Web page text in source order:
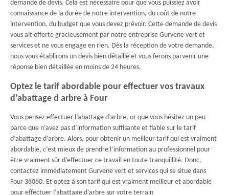
demande de devis. Cela est nécessaire pour que vous puissiez avoir
connaissance de la durée de notre intervention, du coût de notre
intervention, du budget que vous devez prévoir. Cette demande de devis
vous ait offerte gracieusement par notre entreprise Gurvene vert et
services et ne vous engage en rien. Dès la réception de votre demande,
nous vous établirons un devis bien détaillé et vous ferons parvenir une
réponse bien détaillée en moins de 24 heures.
Optez le tarif abordable pour effectuer vos travaux
d’abattage d arbre à Four
Vous pensez effectuer l’abattage d’arbre, or que vous hésitez un peu
parce que n’avez pas d’information suffisante et fiable sur le tarif
d’abattage d’arbre. Alors, pour obtenir un meilleur tarif qui est vraiment
abordable, c’est mieux de prendre l’information au professionnel pour
être vraiment sûr d’effectuer ce travail en toute tranquillité. Donc,
contactez immédiatement Gurvene vert et services qui se situe dans
Four 38080. Et optez à son tarif qui est vraiment meilleur et abordable
pour effectuer l’abattage d’arbre sur votre terrain